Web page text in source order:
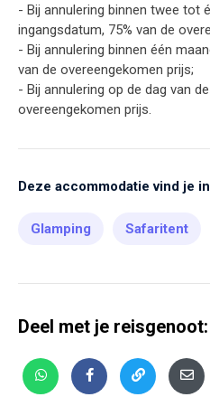
- Bij annulering binnen twee tot
ingangsdatum, 75% van de
- Bij annulering binnen één
van de overeengekomen prijs;
- Bij annulering op de dag van
overeengekomen prijs.
Deze accommodatie vind je
Glamping Safaritent
Deel met je reisgenoot: